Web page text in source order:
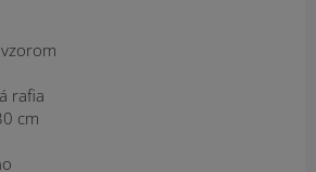
rafia
cm